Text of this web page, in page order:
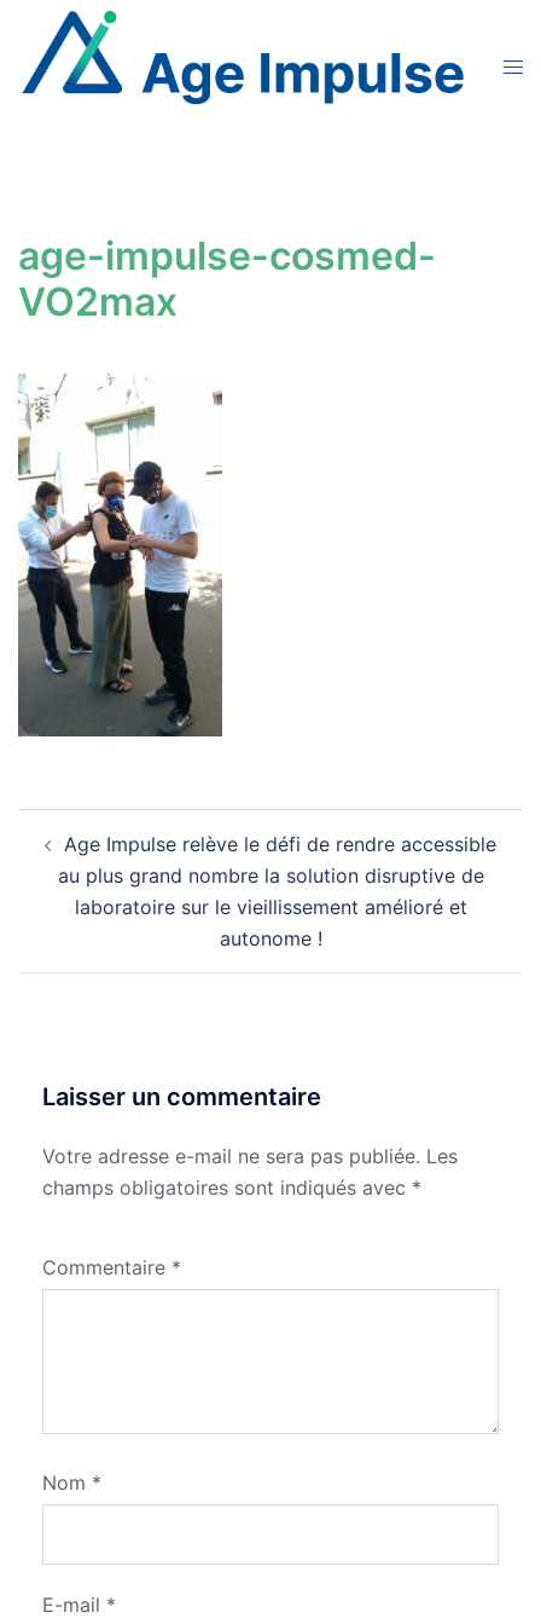
contenu
age-impulse-cosmed-
VO2max
d’article
Age Impulse relève le défi de rendre accessible
au plus grand nombre la solution disruptive de
laboratoire sur le vieillissement amélioré et
autonome !
Laisser un commentaire
Votre adresse e-mail ne sera pas publiée. Les
champs obligatoires sont indiqués avec *
Commentaire *
Nom *
E-mail *